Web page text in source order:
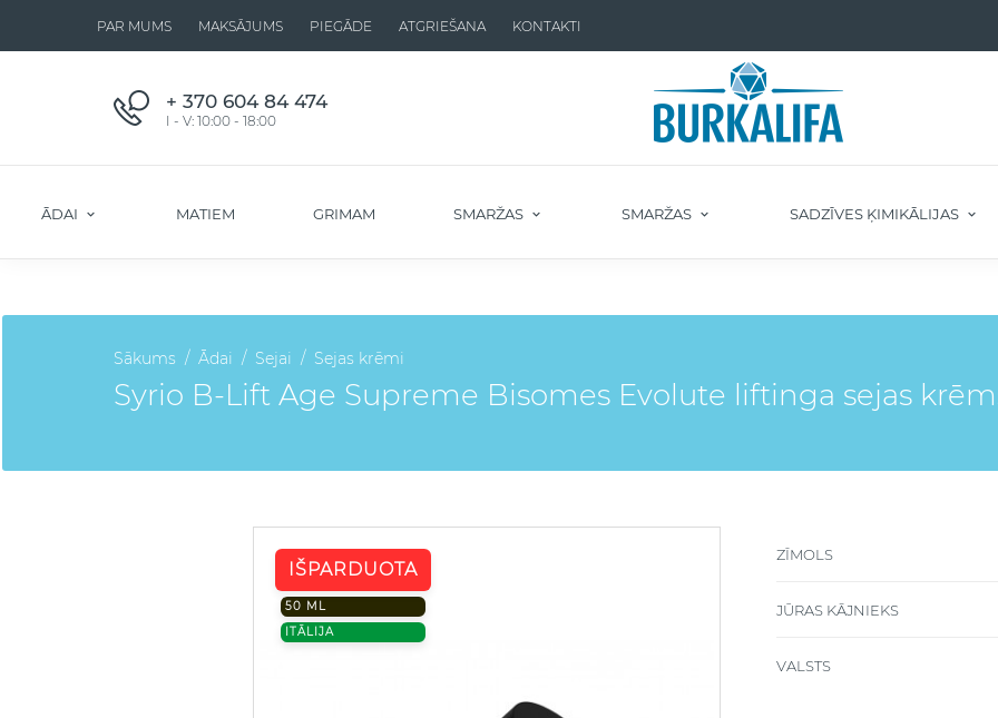
PAR MUMS MAKSĀJUMS PIEGĀDE ATGRIEŠANA KONTAKTI
+ 370 604 84 474
I - V: 10:00 - 18:00
ĀDAI MATIEM GRIMAM SMARŽAS SMARŽAS SADZĪVES ĶIMIKĀLIJAS
Sākums Ādai Sejai Sejas krēmi
Syrio B-Lift Age Supreme Bisomes Evolute liftinga sejas
IŠPARDUOTA
50 ML
ITĀLIJA
ZĪMOLS
JŪRAS KĀJNIEKS
VALSTS